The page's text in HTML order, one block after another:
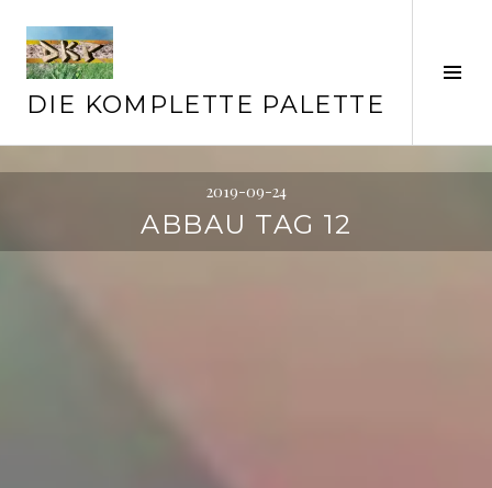
zum
Inhalt
DIE KOMPLETTE PALETTE
2019-09-24
ABBAU TAG 12